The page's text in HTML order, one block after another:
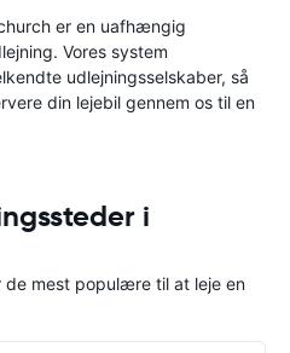
er en uafhængig
Vores system
udlejningsselskaber, så
din lejebil gennem os til en
i
de mest populære til at leje en